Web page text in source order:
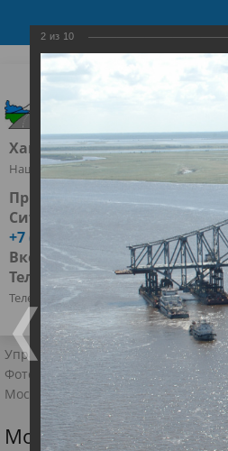
Ханты-Мансийск,
Наш адрес
Приёмная: +7 (3467) 96-02-68
Ситуационно-
+7 (3467) 96-00-00
Вконтакте:
https://vk.com/
Телеграм: https://t.me/
Телефоны и соцсети
Управление автомобильных дорог
Фотогалерея
Фотогалерея
›
Мост через Иртыш. Ханты-
Мост через Иртыш.
2 из 10